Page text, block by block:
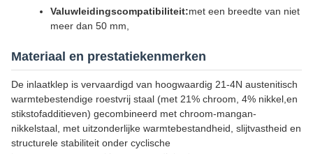
Valuwleidingscompatibiliteit:met een breedte van niet
meer dan 50 mm,
Materiaal en prestatiekenmerken
De inlaatklep is vervaardigd van hoogwaardig 21-4N austenitisch
warmtebestendige roestvrij staal (met 21% chroom, 4% nikkel,en
stikstofadditieven) gecombineerd met chroom-mangan-
nikkelstaal, met uitzonderlijke warmtebestandheid, slijtvastheid en
structurele stabiliteit onder cyclische